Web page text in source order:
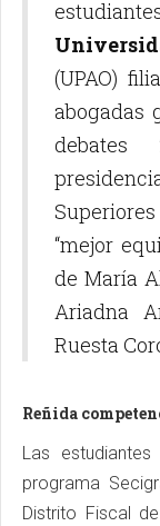
(UPAO)
abogadas
“mejor
de María
Ariadna
Ruesta
Reñida
Las
programa
Distrito Fiscal